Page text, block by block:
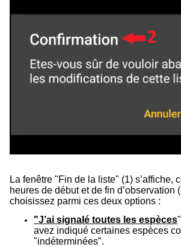
La fenêtre "Fin de la liste" (1) s’affiche,
heures de début et de fin d’observation (
choisissez parmi ces deux options :
"J’ai signalé toutes les espèces
avez indiqué certaines espèces
"indéterminées".